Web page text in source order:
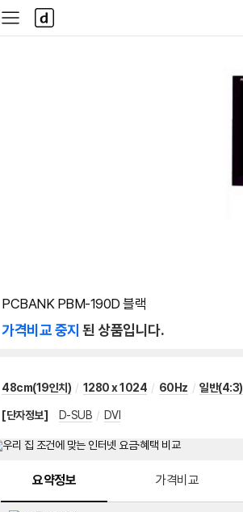
사
이
다
나
와
PCBANK PBM-190D 블랙
가격비교 중지 된 상품입니다.
48cm(19인치) / 1280 x 1024 / 60Hz / 일반(4:3)
[단자정보] D-SUB / DVI
요약정보 가격비교